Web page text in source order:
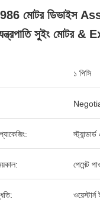
মোটর ডিভাইস
যন্ত্রপাতি সুইং মোটর &
১ পিসি
পেমেন্ট